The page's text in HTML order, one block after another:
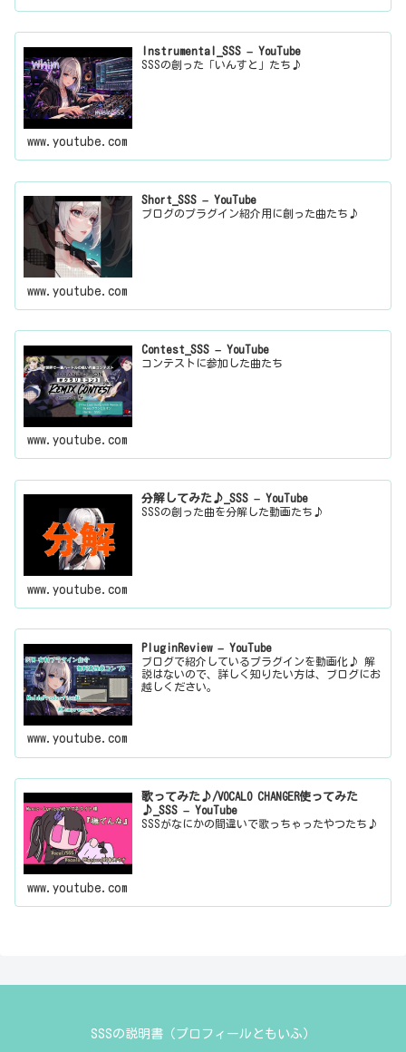
Instrumental_SSS – YouTube
SSSの創った「いんすと」たち♪
www.youtube.com
Short_SSS – YouTube
ブログのプラグイン紹介用に創った曲たち♪
www.youtube.com
Contest_SSS – YouTube
コンテストに参加した曲たち
www.youtube.com
分解してみた♪_SSS – YouTube
SSSの創った曲を分解した動画たち♪
www.youtube.com
PluginReview – YouTube
ブログで紹介しているプラグインを動画化♪ 解
説はないので、詳しく知りたい方は、ブログにお
越しください。
www.youtube.com
歌ってみた♪/VOCALO CHANGER使ってみた
♪_SSS – YouTube
SSSがなにかの間違いで歌っちゃったやつたち♪
www.youtube.com
SSSの説明書（プロフィールともいふ）